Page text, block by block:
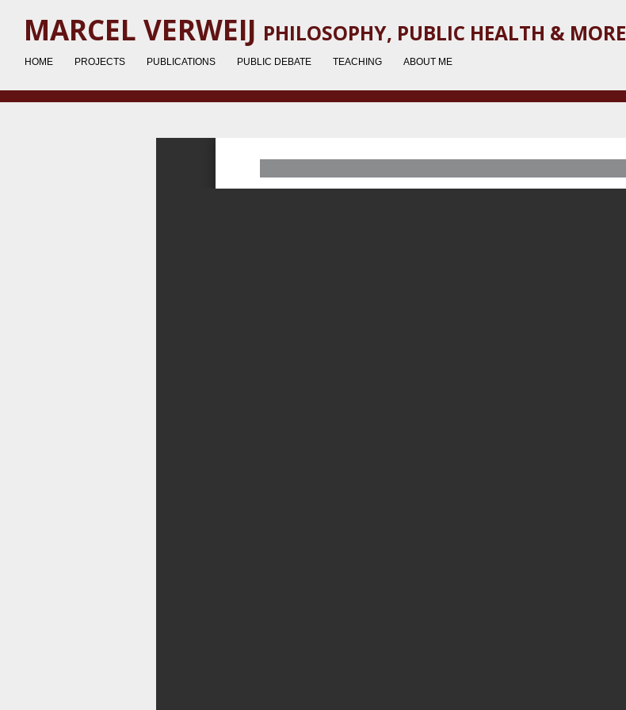
directMARCEL VERWEIJ PHILOSOPHY, PUBLIC HEALTH & MORE
HOME PROJECTS PUBLICATIONS PUBLIC DEBATE TEACHING ABOUT ME